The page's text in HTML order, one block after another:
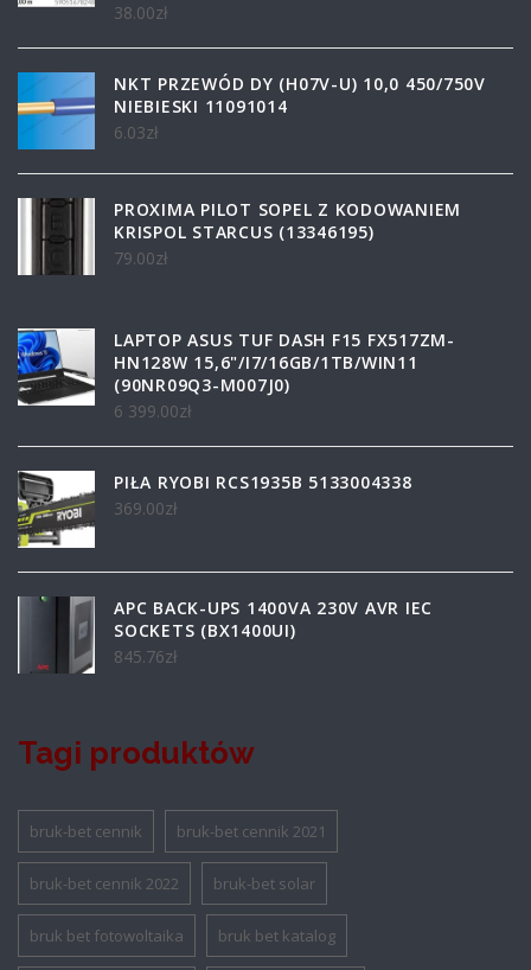
38.00zł
NKT PRZEWÓD DY (H07V-U) 10,0 450/750V
NIEBIESKI 11091014
6.03zł
PROXIMA PILOT SOPEL Z KODOWANIEM
KRISPOL STARCUS (13346195)
79.00zł
LAPTOP ASUS TUF DASH F15 FX517ZM-
HN128W 15,6"/I7/16GB/1TB/WIN11
(90NR09Q3-M007J0)
6 399.00zł
PIŁA RYOBI RCS1935B 5133004338
369.00zł
APC BACK-UPS 1400VA 230V AVR IEC
SOCKETS (BX1400UI)
845.76zł
Tagi produktów
bruk-bet cennik bruk-bet cennik 2021
bruk-bet cennik 2022 bruk-bet solar
bruk bet fotowoltaika bruk bet katalog